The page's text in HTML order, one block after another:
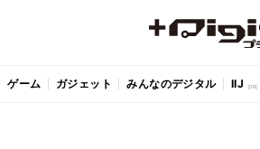
ゲーム ガジェット みんなのデジタル IIJ